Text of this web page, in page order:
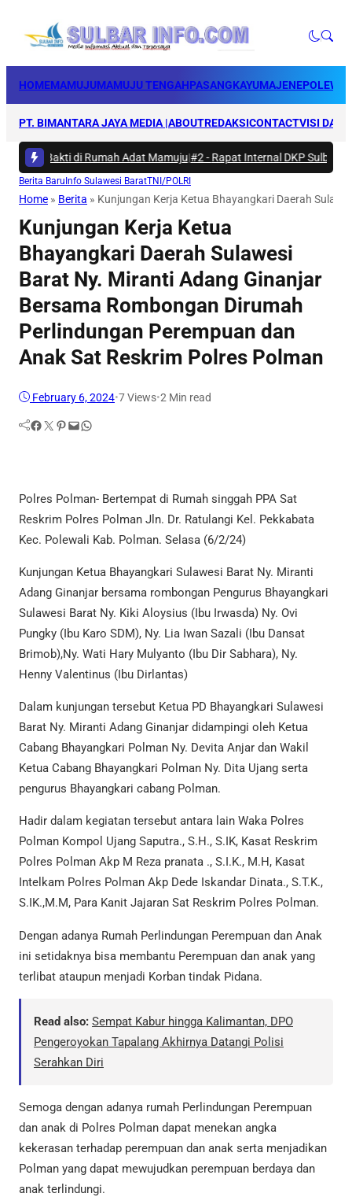
HOMEMAMUJUMAMUJU TENGAHPASANGKAYUMAJENE
PT. BIMANTARA JAYA MEDIA |ABOUTREDAKSICONTACTVISI DAN
Bakti di Rumah Adat Mamuju|#2 -Rapat Internal DKP Sulbar,
Berita Baru Info Sulawesi BaratTNI/POLRI
Home » Berita » Kunjungan Kerja Ketua Bhayangkari Daerah
Kunjungan Kerja Ketua
Bhayangkari Daerah Sulawesi
Barat Ny. Miranti Adang Ginanjar
Bersama Rombongan Dirumah
Perlindungan Perempuan dan
Anak Sat Reskrim Polres Polman
February 6, 2024•7Views•2 Min read
Facebook Twitter Pinterest Mail WhatsApp
Polres Polman- Bertempat di Rumah singgah PPA Sat
Reskrim Polres Polman Jln. Dr. Ratulangi Kel. Pekkabata
Kec. Polewali Kab. Polman. Selasa (6/2/24)
Kunjungan Ketua Bhayangkari Sulawesi Barat Ny. Miranti
Adang Ginanjar bersama rombongan Pengurus Bhayangkari
Sulawesi Barat Ny. Kiki Aloysius (Ibu Irwasda) Ny. Ovi
Pungky (Ibu Karo SDM), Ny. Lia Iwan Sazali (Ibu Dansat
Brimob),Ny. Wati Hary Mulyanto (Ibu Dir Sabhara), Ny.
Henny Valentinus (Ibu Dirlantas)
Dalam kunjungan tersebut Ketua PD Bhayangkari Sulawesi
Barat Ny. Miranti Adang Ginanjar didampingi oleh Ketua
Cabang Bhayangkari Polman Ny. Devita Anjar dan Wakil
Ketua Cabang Bhayangkari Polman Ny. Dita Ujang serta
pengurus Bhayangkari cabang Polman.
Hadir dalam kegiatan tersebut antara lain Waka Polres
Polman Kompol Ujang Saputra., S.H., S.IK, Kasat Reskrim
Polres Polman Akp M Reza pranata ., S.I.K., M.H, Kasat
Intelkam Polres Polman Akp Dede Iskandar Dinata., S.T.K.,
S.IK.,M.M, Para Kanit Jajaran Sat Reskrim Polres Polman.
Dengan adanya Rumah Perlindungan Perempuan dan Anak
ini setidaknya bisa membantu Perempuan dan anak yang
terlibat ataupun menjadi Korban tindak Pidana.
Read also: Sempat Kabur hingga Kalimantan, DPO
Pengeroyokan Tapalang Akhirnya Datangi Polisi
Serahkan Diri
Semoga dengan adanya rumah Perlindungan Perempuan
dan anak di Polres Polman dapat menekan angka
kekerasan terhadap perempuan dan anak serta menjadikan
Polman yang dapat mewujudkan perempuan berdaya dan
anak terlindungi.